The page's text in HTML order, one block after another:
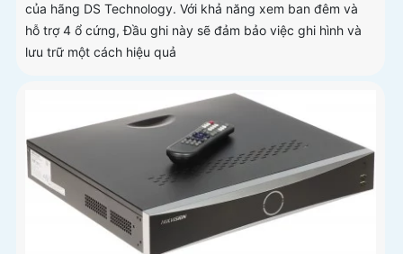
của hãng DS Technology. Với khả năng xem ban đêm và
hỗ trợ 4 ổ cứng, Đầu ghi này sẽ đảm bảo việc ghi hình và
lưu trữ một cách hiệu quả